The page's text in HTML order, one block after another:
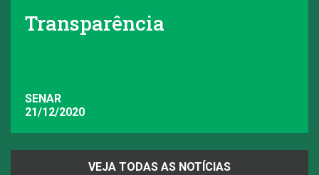
Transparência
SENAR
21/12/2020
VEJA TODAS AS NOTÍCIAS